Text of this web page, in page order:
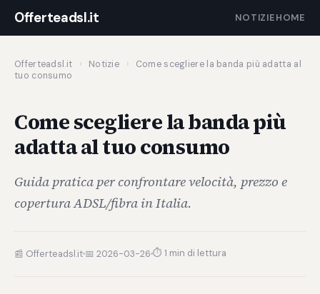
Offerteadsl.it NOTIZIEHOME
Offerteadsl.it › Notizie ›
Come scegliere la banda più adatta al
tuo consumo
Come scegliere la banda più
adatta al tuo consumo
Guida pratica per confrontare velocità, prezzo e
copertura ADSL/fibra in Italia.
📰 Offerteadsl.it 📅 2026-03-26 ⏱ 1 min di lettura